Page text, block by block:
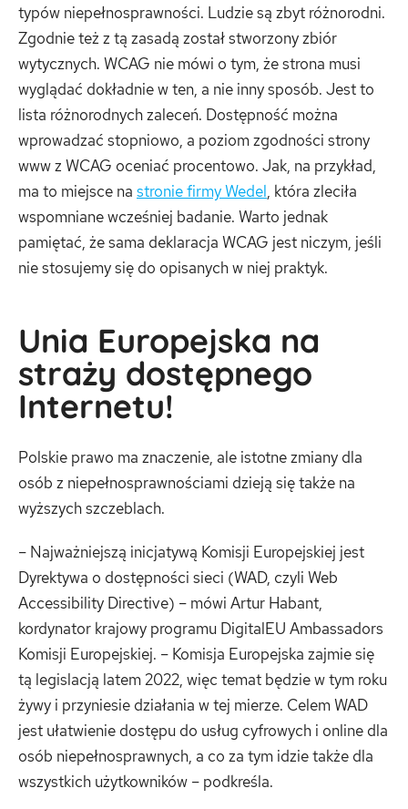
typów niepełnosprawności. Ludzie są zbyt różnorodni.
Zgodnie też z tą zasadą został stworzony zbiór
wytycznych. WCAG nie mówi o tym, że strona musi
wyglądać dokładnie w ten, a nie inny sposób. Jest to
lista różnorodnych zaleceń. Dostępność można
wprowadzać stopniowo, a poziom zgodności strony
www z WCAG oceniać procentowo. Jak, na przykład,
ma to miejsce na stronie firmy Wedel, która zleciła
wspomniane wcześniej badanie. Warto jednak
pamiętać, że sama deklaracja WCAG jest niczym, jeśli
nie stosujemy się do opisanych w niej praktyk.
Unia Europejska na
straży dostępnego
Internetu!
Polskie prawo ma znaczenie, ale istotne zmiany dla
osób z niepełnosprawnościami dzieją się także na
wyższych szczeblach.
– Najważniejszą inicjatywą Komisji Europejskiej jest
Dyrektywa o dostępności sieci (WAD, czyli Web
Accessibility Directive) – mówi Artur Habant,
kordynator krajowy programu DigitalEU Ambassadors
Komisji Europejskiej. – Komisja Europejska zajmie się
tą legislacją latem 2022, więc temat będzie w tym roku
żywy i przyniesie działania w tej mierze. Celem WAD
jest ułatwienie dostępu do usług cyfrowych i online dla
osób niepełnosprawnych, a co za tym idzie także dla
wszystkich użytkowników – podkreśla.